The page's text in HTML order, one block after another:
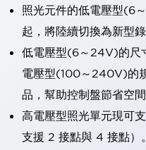
照光元件的低電壓型(6
起，將陸續切換為新型錄
低電壓型(6～24V)的尺
電壓型(100～240V)的
品，幫助控制盤節省空
高電壓型照光單元現可
支援 2 接點與 4 接點）。